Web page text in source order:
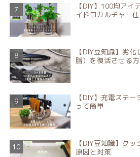
【DIY】100均アイ
イドロカルチャー
【DIY豆知識】劣
脂）を復活させる
【DIY】充電ステ
って簡単
【DIY豆知識】ク
原因と対策